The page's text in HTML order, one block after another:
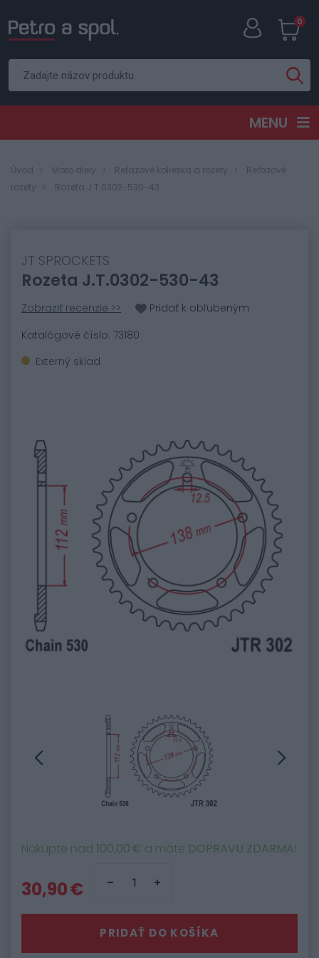
0
MENU
Úvod Moto diely Reťazové kolieska a rozety
Reťazové
rozety
Rozeta J.T.0302-530-43
JT SPROCKETS
Rozeta J.T.0302-530-43
Zobraziť recenzie >>
Pridať k obľubeným
Katalógové číslo: 73180
Externý sklad
Nakúpte nad 100,00 € a máte DOPRAVU ZDARMA!
30,90 €
PRIDAŤ DO KOŠÍKA